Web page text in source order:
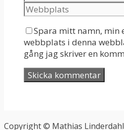
Spara mitt namn, min
webbplats i denna
gång jag skriver en
Copyright © Mathias